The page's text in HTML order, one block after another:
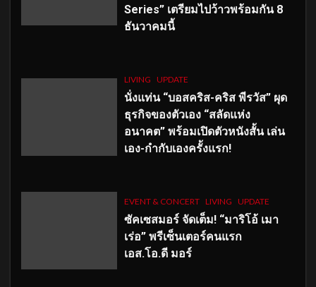
Series” เตรียมไปว้าวพร้อมกัน 8
ธันวาคมนี้
LIVING UPDATE
นั่งแท่น “บอสคริส-คริส พีรวัส” ผุด
ธุรกิจของตัวเอง “สลัดแห่ง
อนาคต” พร้อมเปิดตัวหนังสั้น เล่น
เอง-กำกับเองครั้งแรก!
EVENT & CONCERT LIVING UPDATE
ซัคเซสมอร์ จัดเต็ม! “มาริโอ้ เมา
เร่อ” พรีเซ็นเตอร์คนแรก
เอส.โอ.ดี มอร์